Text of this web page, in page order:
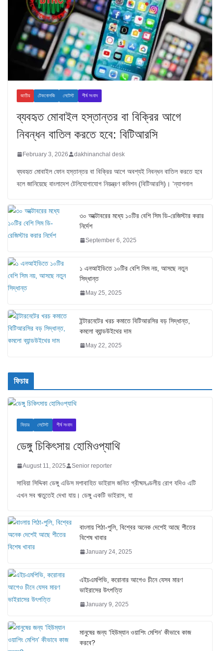
জাতীয় টেকনোলজি লেটেস্ট শীর্ষ সংবাদ
ব্যবহৃত মোবাইল হস্তান্তর বা বিক্রির আগে
নিবন্ধন বাতিল করতে হবে: বিটিআরসি
February 3, 2026 dakhinanchal desk
ব্যবহৃত মোবাইল ফোন হস্তান্তর বা বিক্রির আগে অবশ্যই নিবন্ধন বাতিল করতে হবে
বলে জানিয়েছে বাংলাদেশ টেলিযোগাযোগ নিয়ন্ত্রণ কমিশন (বিটিআরসি)। ‘ন্যাশনাল
৩০ অক্টোবরের মধ্যে ১০টির বেশি সিম ডি-রেজিস্টার করার
নির্দেশ
September 6, 2025
১ এনআইডিতে ১০টির বেশি সিম নয়, আসছে নতুন
সিদ্ধান্ত
May 25, 2025
ইন্টারনেটের খরচ কমাতে বিটিআরসির বড় সিদ্ধান্ত,
কমলো ব্যান্ডউইথের দাম
May 22, 2025
ফিচার
ফিচার লেটেস্ট শীর্ষ সংবাদ
ডেঙ্গু চিকিৎসায় হোমিওপ্যাথি
August 11, 2025 Senior reporter
সাবিয়া সিদ্দিকা ডেঙ্গু এডিস মশাবাহিত ভাইরাস জনিত গ্রীষ্মমণ্ডলীয় রোগ যদিও এটি
এখন সব ঋতুতেই দেখা যায়। ডেঙ্গু একটি ভাইরাস, যা
বাংলায় পিঠা-পুলি, বিশ্বের অনেক দেশেই আছে শীতের
বিশেষ খাবার
January 24, 2025
এইচএমপিভি, করোনার আগেও চীনে যেসব মারণ
ভাইরাসের উৎপত্তি
January 9, 2025
মানুষের জন্য ‘হিউম্যান ওয়াশিং মেশিন’ কীভাবে কাজ
করবে?